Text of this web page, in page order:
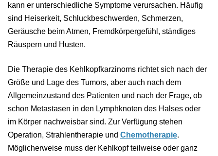
kann er unterschiedliche Symptome verursachen. Häufig
sind Heiserkeit, Schluckbeschwerden, Schmerzen,
Geräusche beim Atmen, Fremdkörpergefühl, ständiges
Räuspern und Husten.
Die Therapie des Kehlkopfkarzinoms richtet sich nach der
Größe und Lage des Tumors, aber auch nach dem
Allgemeinzustand des Patienten und nach der Frage, ob
schon Metastasen in den Lymphknoten des Halses oder
im Körper nachweisbar sind. Zur Verfügung stehen
Operation, Strahlentherapie und Chemotherapie.
Möglicherweise muss der Kehlkopf teilweise oder ganz